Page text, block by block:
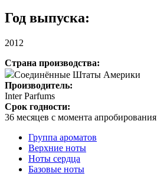
Год выпуска:
2012
Страна производства:
Соединённые Штаты Америки
Производитель:
Inter Parfums
Срок годности:
36 месяцев с момента апробирования
Группа ароматов
Верхние ноты
Ноты сердца
Базовые ноты